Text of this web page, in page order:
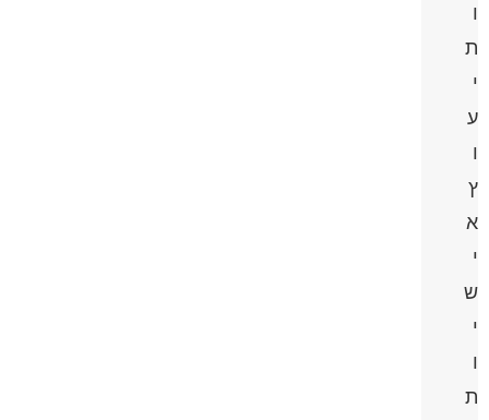
ו
ת
י
ע
ו
ץ
א
י
ש
י
ו
ת